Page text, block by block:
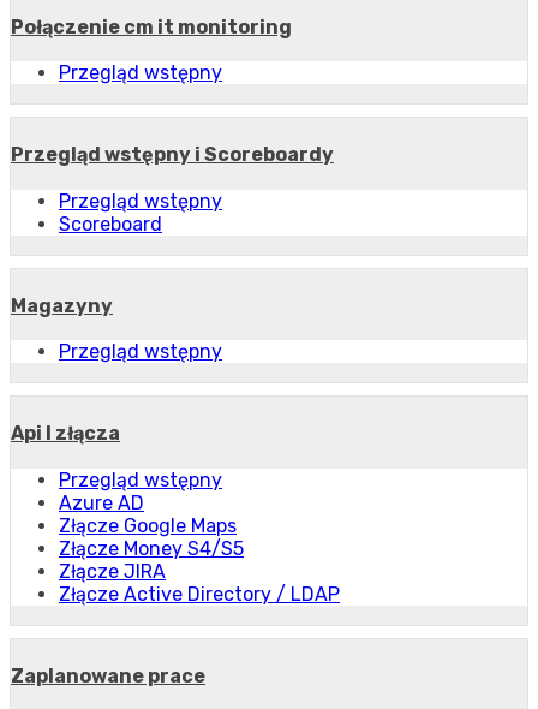
Połączenie cm it monitoring
Przegląd wstępny
Przegląd wstępny i Scoreboardy
Przegląd wstępny
Scoreboard
Magazyny
Przegląd wstępny
Api I złącza
Przegląd wstępny
Azure AD
Złącze Google Maps
Złącze Money S4/S5
Złącze JIRA
Złącze Active Directory / LDAP
Zaplanowane prace